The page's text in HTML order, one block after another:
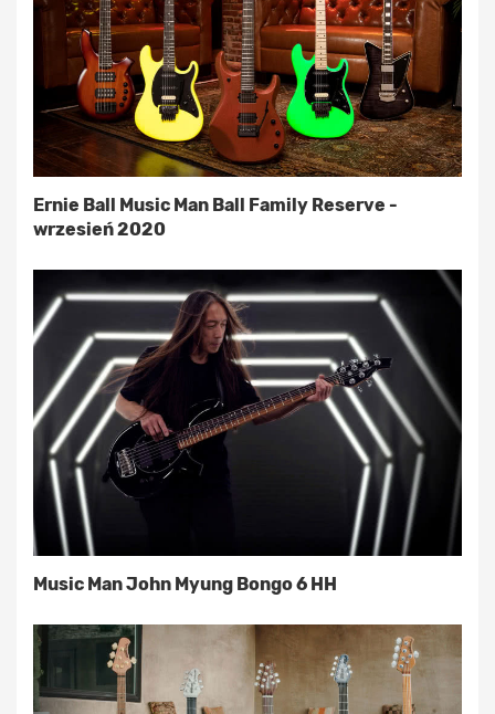
Ernie Ball Music Man Ball Family Reserve -
wrzesień 2020
Music Man John Myung Bongo 6 HH